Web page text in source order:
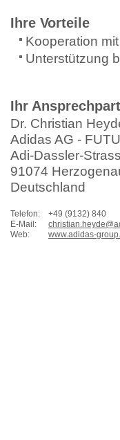
Ihre Vorteile
Kooperation
Unterstützung
Ihr
Dr. Christian
Adidas AG -
Adi-Dassler-
91074
Deutschland
Telefon: +49 (9132) 840
E-Mail:
Web:
www.adidas-